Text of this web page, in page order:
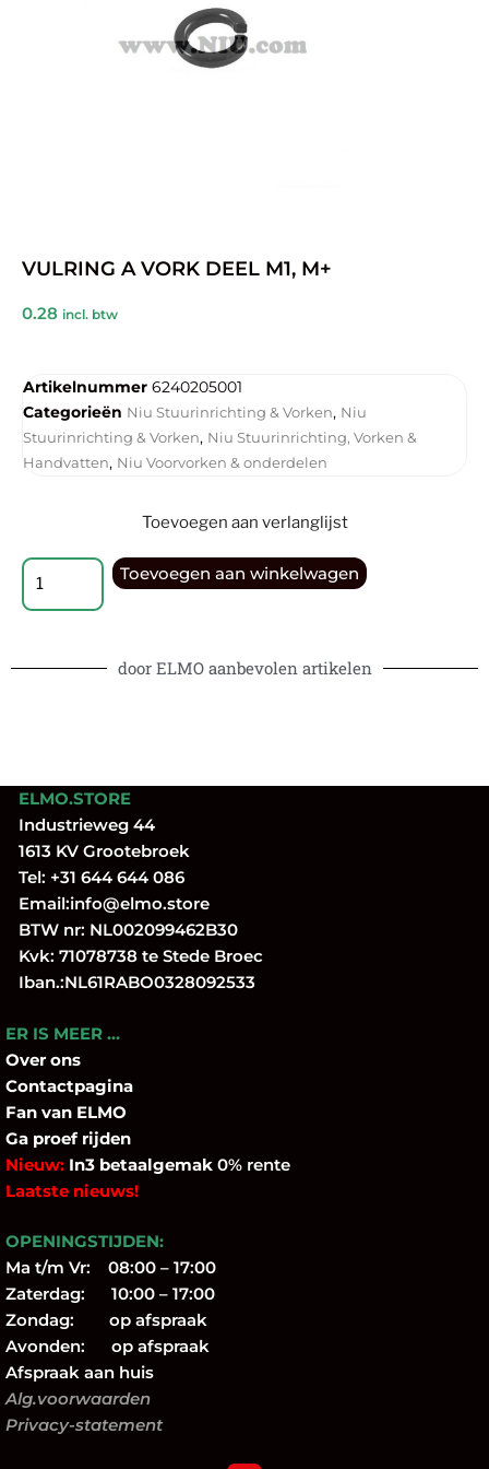
VULRING A VORK DEEL M1, M+
0.28 incl. btw
Artikelnummer 6240205001
Categorieën Niu Stuurinrichting & Vorken, Niu
Stuurinrichting & Vorken, Niu Stuurinrichting, Vorken &
Handvatten, Niu Voorvorken & onderdelen
Toevoegen aan verlanglijst
Toevoegen aan winkelwagen
door ELMO aanbevolen artikelen
ELMO.STORE
Industrieweg 44
1613 KV Grootebroek
Tel: +31 644 644 086
Email:info@elmo.store
BTW nr: NL002099462B30
Kvk: 71078738 te Stede Broec
Iban.:NL61RABO0328092533
ER IS MEER …
Over ons
Contactpagina
Fan van ELMO
Ga proef rijden
Nieuw: In3 betaalgemak 0% rente
Laatste nieuws!
OPENINGSTIJDEN:
Ma t/m Vr: 08:00 – 17:00
Zaterdag: 10:00 – 17:00
Zondag: op afspraak
Avonden: op afspraak
Afspraak aan huis
Alg.voorwaarden
Privacy-statement